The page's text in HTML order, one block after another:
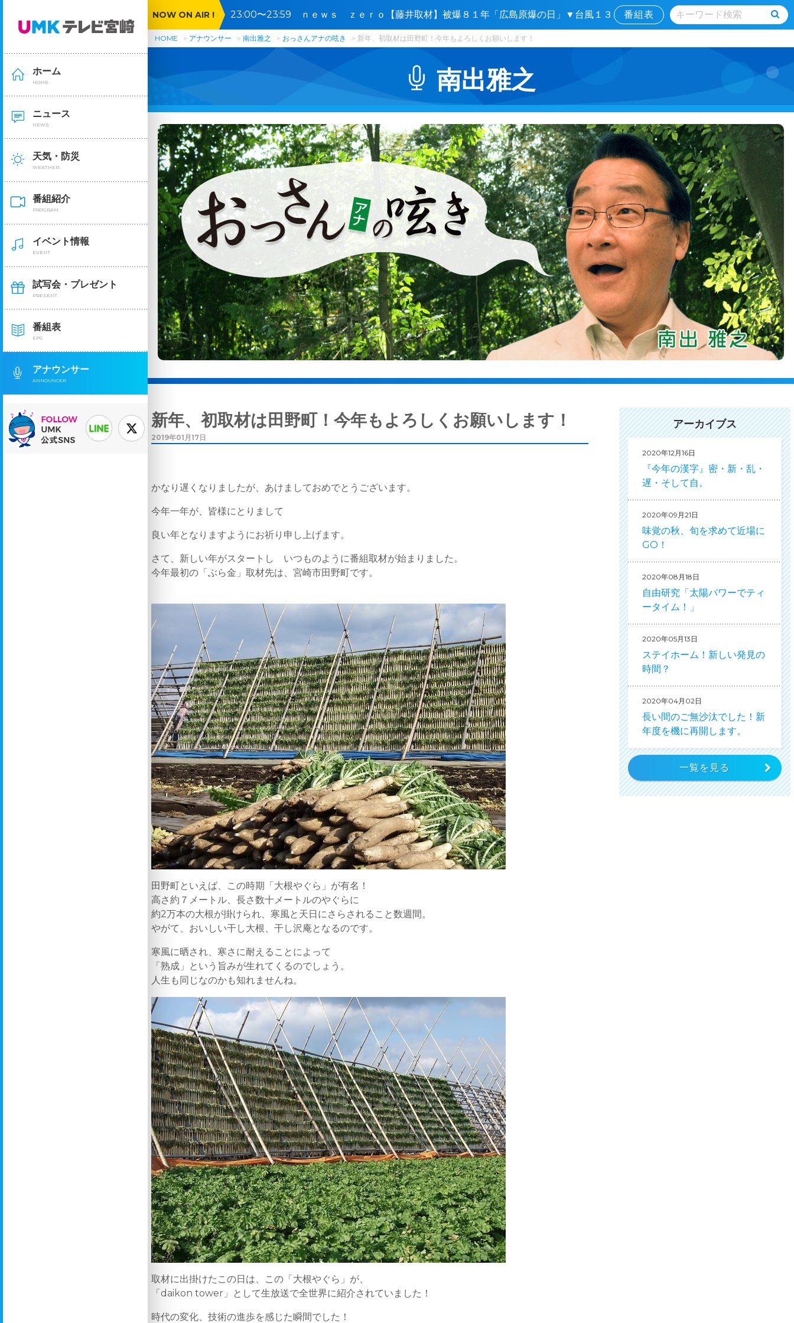
ホーム
HOME
ニュース
NEWS
天気・防災
WEATHER
番組紹介
PROGRAM
イベント情報
EVENT
試写会・プレゼント
PRESENT
番組表
EPG
アナウンサー
ANNOUNCER
NOW ON AIR !
23:00〜23:59 ｎｅｗｓ ｚｅｒｏ【藤井取材】被爆８１年「広島原爆の日」▼台風１３
号沖縄に接近🈑
番組表
HOME アナウンサー 南出雅之 おっさんアナの呟き 新年、初取材は田野町！今年もよろしくお願いします！
南出雅之
新年、初取材は田野町！今年もよろしくお願いします！
2019年01月17日
かなり遅くなりましたが、あけましておめでとうございます。
今年一年が、皆様にとりまして
良い年となりますようにお祈り申し上げます。
さて、新しい年がスタートし いつものように番組取材が始まりました。
今年最初の「ぶら金」取材先は、宮崎市田野町です。
田野町といえば、この時期「大根やぐら」が有名！
高さ約７メートル、長さ数十メートルのやぐらに
約2万本の大根が掛けられ、寒風と天日にさらされること数週間。
やがて、おいしい干し大根、干し沢庵となるのです。
寒風に晒され、寒さに耐えることによって
「熟成」という旨みが生れてくるのでしょう。
人生も同じなのかも知れませんね。
取材に出掛けたこの日は、この「大根やぐら」が、
「daikon tower」として生放送で全世界に紹介されていました！
時代の変化、技術の進歩を感じた瞬間でした！
アーカイブス
2020年12月16日
『今年の漢字』密・新・乱・
遅・そして自。
2020年09月21日
味覚の秋、旬を求めて近場に
GO！
2020年08月18日
自由研究「太陽パワーでティ
ータイム！」
2020年05月13日
ステイホーム！新しい発見の
時間？
2020年04月02日
長い間のご無沙汰でした！新
年度を機に再開します。
一覧を見る